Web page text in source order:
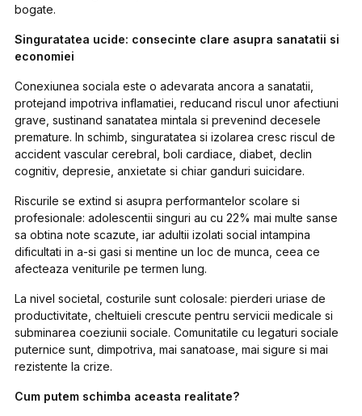
bogate.
Singuratatea ucide: consecinte clare asupra sanatatii si
economiei
Conexiunea sociala este o adevarata ancora a sanatatii,
protejand impotriva inflamatiei, reducand riscul unor afectiuni
grave, sustinand sanatatea mintala si prevenind decesele
premature. In schimb, singuratatea si izolarea cresc riscul de
accident vascular cerebral, boli cardiace, diabet, declin
cognitiv, depresie, anxietate si chiar ganduri suicidare.
Riscurile se extind si asupra performantelor scolare si
profesionale: adolescentii singuri au cu 22% mai multe sanse
sa obtina note scazute, iar adultii izolati social intampina
dificultati in a-si gasi si mentine un loc de munca, ceea ce
afecteaza veniturile pe termen lung.
La nivel societal, costurile sunt colosale: pierderi uriase de
productivitate, cheltuieli crescute pentru servicii medicale si
subminarea coeziunii sociale. Comunitatile cu legaturi sociale
puternice sunt, dimpotriva, mai sanatoase, mai sigure si mai
rezistente la crize.
Cum putem schimba aceasta realitate?